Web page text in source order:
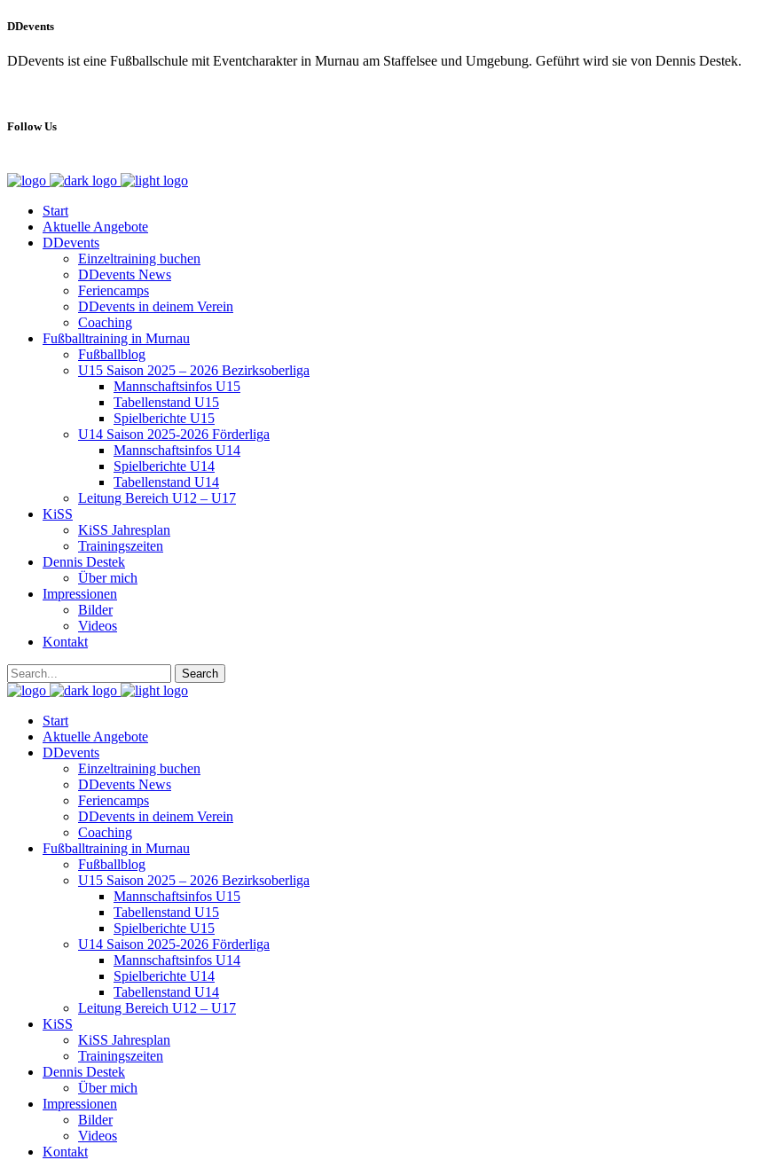
DDevents
DDevents ist eine Fußballschule mit Eventcharakter in Murnau am Staffelsee und Umgebung. Geführt wird sie von Dennis Destek.
Follow Us
Start
Aktuelle Angebote
DDevents
Einzeltraining buchen
DDevents News
Feriencamps
DDevents in deinem Verein
Coaching
Fußballtraining in Murnau
Fußballblog
U15 Saison 2025 – 2026 Bezirksoberliga
Mannschaftsinfos U15
Tabellenstand U15
Spielberichte U15
U14 Saison 2025-2026 Förderliga
Mannschaftsinfos U14
Spielberichte U14
Tabellenstand U14
Leitung Bereich U12 – U17
KiSS
KiSS Jahresplan
Trainingszeiten
Dennis Destek
Über mich
Impressionen
Bilder
Videos
Kontakt
Start
Aktuelle Angebote
DDevents
Einzeltraining buchen
DDevents News
Feriencamps
DDevents in deinem Verein
Coaching
Fußballtraining in Murnau
Fußballblog
U15 Saison 2025 – 2026 Bezirksoberliga
Mannschaftsinfos U15
Tabellenstand U15
Spielberichte U15
U14 Saison 2025-2026 Förderliga
Mannschaftsinfos U14
Spielberichte U14
Tabellenstand U14
Leitung Bereich U12 – U17
KiSS
KiSS Jahresplan
Trainingszeiten
Dennis Destek
Über mich
Impressionen
Bilder
Videos
Kontakt